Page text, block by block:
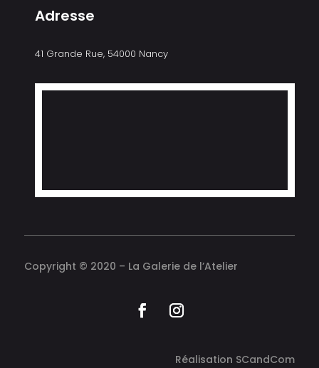
Adresse
41 Grande Rue, 54000 Nancy
Copyright © 2020 – La Galerie de l’Atelier
Réalisation SCandCom